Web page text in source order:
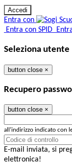
Entra con
Entra con SPID
Seleziona utente
button close ×
Recupero
button close ×
all'indirizzo indicato con
E-mail inviata, si
elettronica!